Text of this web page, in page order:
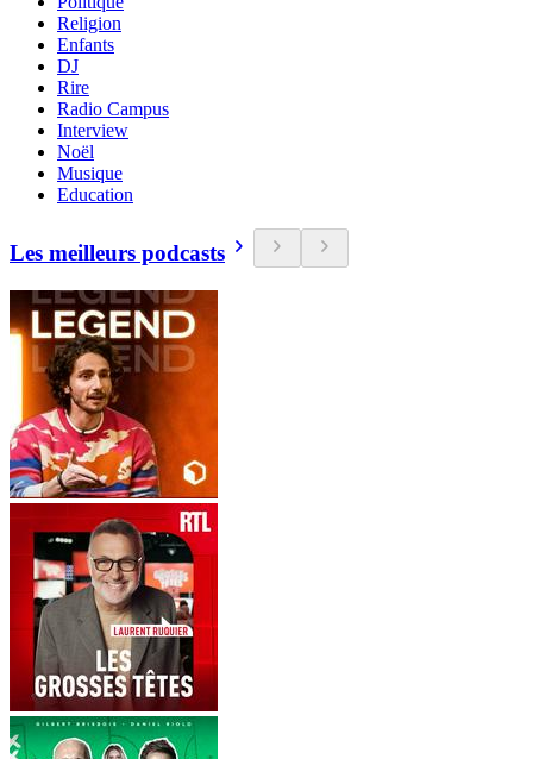
Religion
Enfants
DJ
Rire
Radio Campus
Interview
Noël
Musique
Education
Les meilleurs podcasts